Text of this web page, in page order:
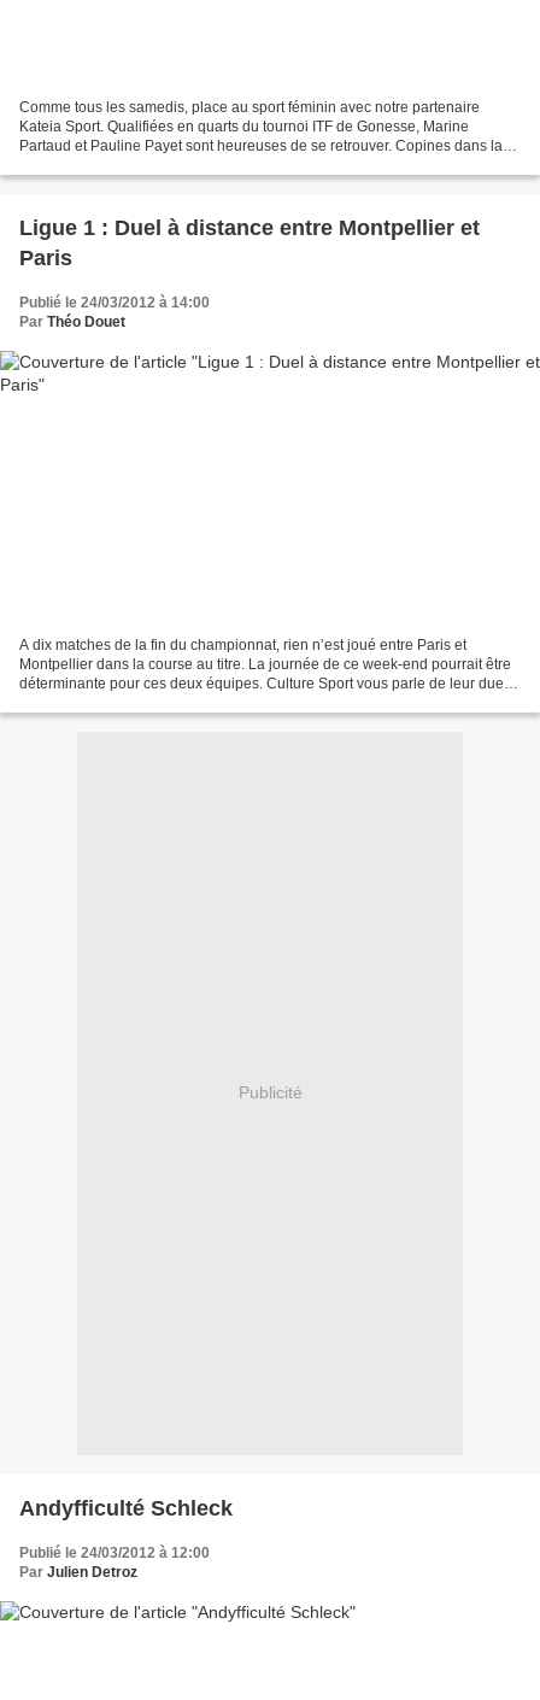
Comme tous les samedis, place au sport féminin avec notre partenaire
Kateia Sport. Qualifiées en quarts du tournoi ITF de Gonesse, Marine
Partaud et Pauline Payet sont heureuses de se retrouver. Copines dans la
Ligue 1 : Duel à distance entre Montpellier et
Paris
Publié le 24/03/2012 à 14:00
Par Théo Douet
A dix matches de la fin du championnat, rien n’est joué entre Paris et
Montpellier dans la course au titre. La journée de ce week-end pourrait être
déterminante pour ces deux équipes. Culture Sport vous parle de leur duel à
Publicité
Andyfficulté Schleck
Publié le 24/03/2012 à 12:00
Par Julien Detroz